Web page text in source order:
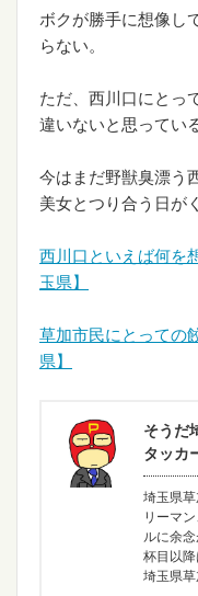
ボクが勝手に想像し
らない。
ただ、西川口にとっ
違いないと思っている
今はまだ野獣臭漂う
美女とつり合う日が
西川口といえば何を
玉県】
草加市民にとっての
県】
そうだ
タッカ
埼玉県
リーマ
ルに余
杯目以降
埼玉県